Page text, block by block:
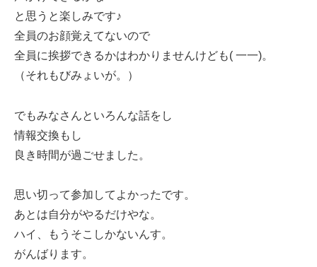
と思うと楽しみです♪
全員のお顔覚えてないので
全員に挨拶できるかはわかりませんけども( 一一)。
（それもびみょいが。）
でもみなさんといろんな話をし
情報交換もし
良き時間が過ごせました。
思い切って参加してよかったです。
あとは自分がやるだけやな。
ハイ、もうそこしかないんす。
がんばります。